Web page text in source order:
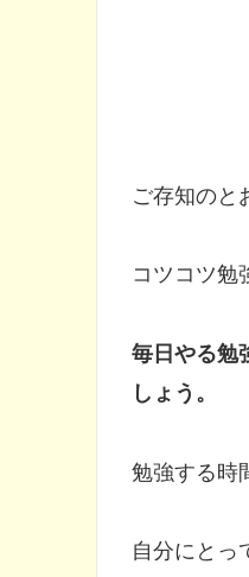
ご存知のと
コツコツ勉
毎日やる勉
しょう。
勉強する時
自分にとっ